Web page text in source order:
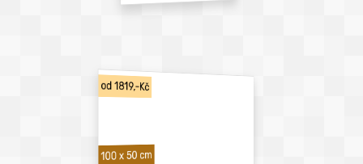
od 1819,-Kč
100 x 50 cm